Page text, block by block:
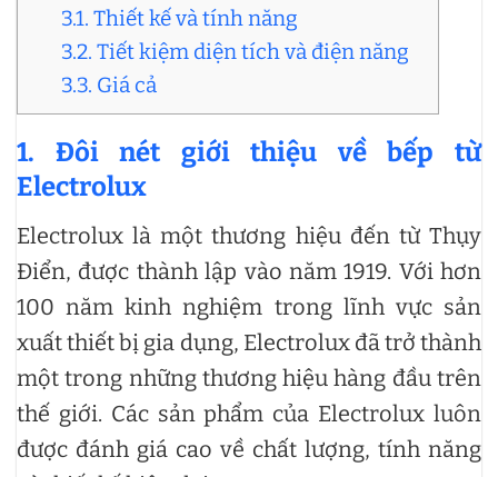
3.1. Thiết kế và tính năng
3.2. Tiết kiệm diện tích và điện năng
3.3. Giá cả
1. Đôi nét giới thiệu về bếp từ
Electrolux
Electrolux là một thương hiệu đến từ Thụy
Điển, được thành lập vào năm 1919. Với hơn
100 năm kinh nghiệm trong lĩnh vực sản
xuất thiết bị gia dụng, Electrolux đã trở thành
một trong những thương hiệu hàng đầu trên
thế giới. Các sản phẩm của Electrolux luôn
được đánh giá cao về chất lượng, tính năng